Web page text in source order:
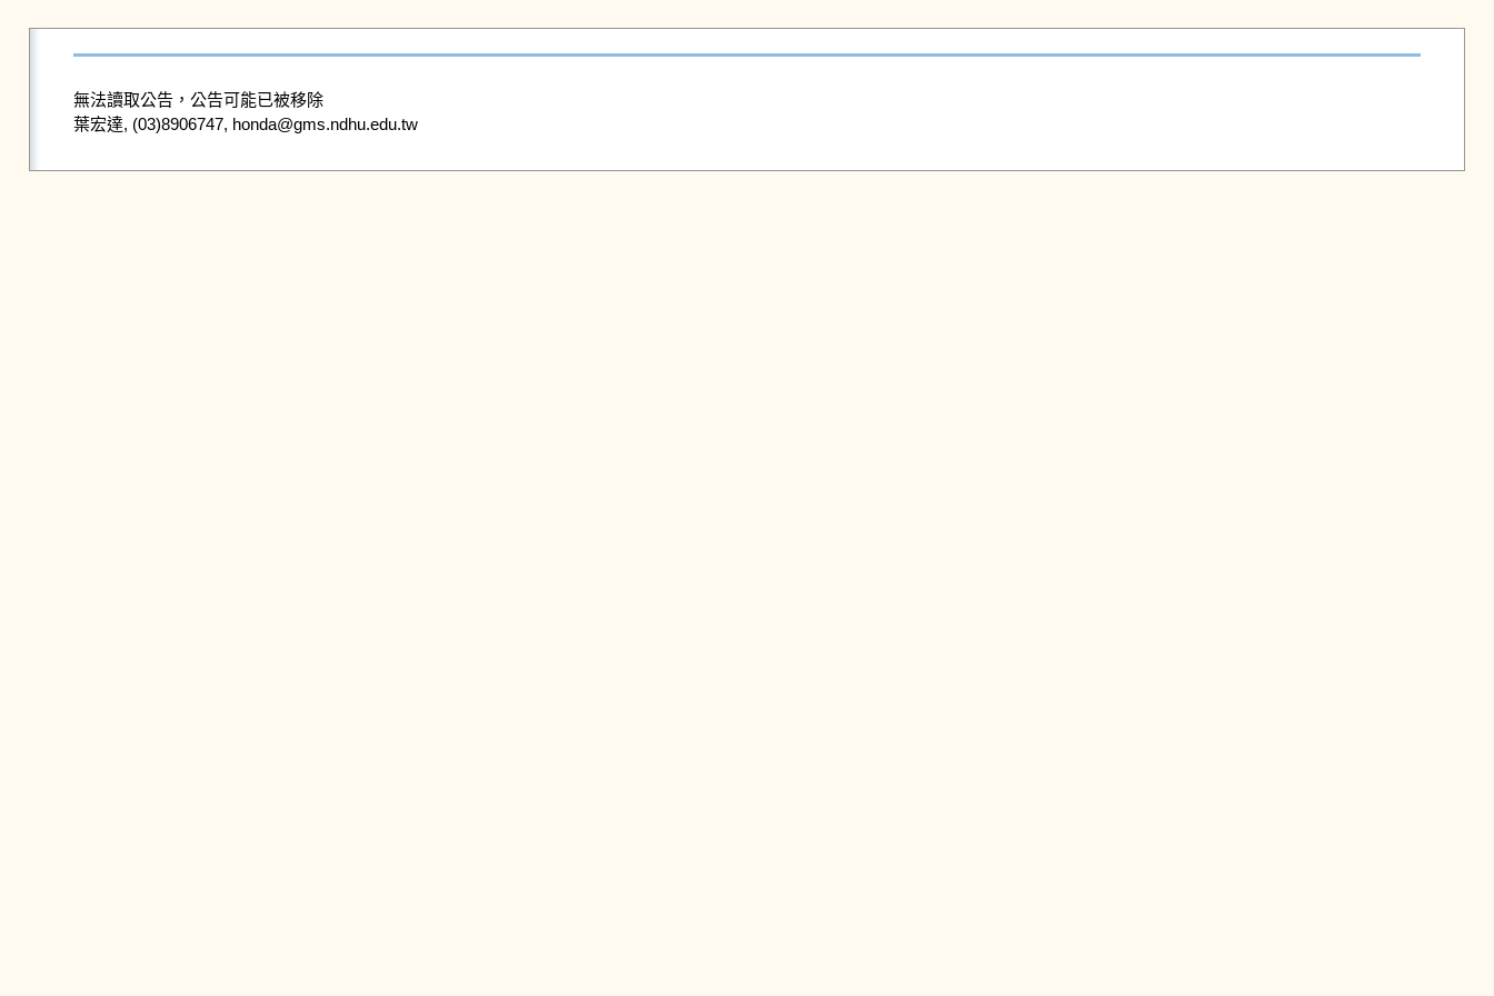
無法讀取公告，公告可能已被移除
葉宏達, (03)8906747, honda@gms.ndhu.edu.tw